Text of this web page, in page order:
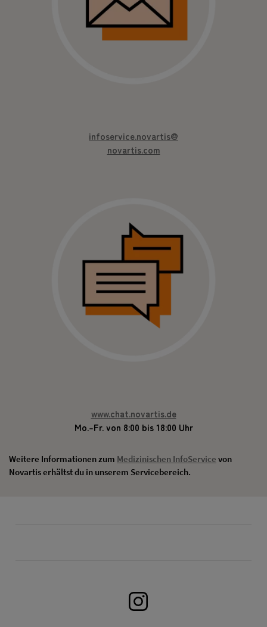
infoservice.novartis@
novartis.com
www.chat.novartis.de
Mo.–Fr. von 8:00 bis 18:00 Uhr
Weitere Informationen zum Medizinischen InfoService von
Novartis erhältst du in unserem Servicebereich.